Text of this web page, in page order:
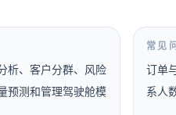
析、客户分群、风险
预测和管理驾驶舱模
常见
订单
系人